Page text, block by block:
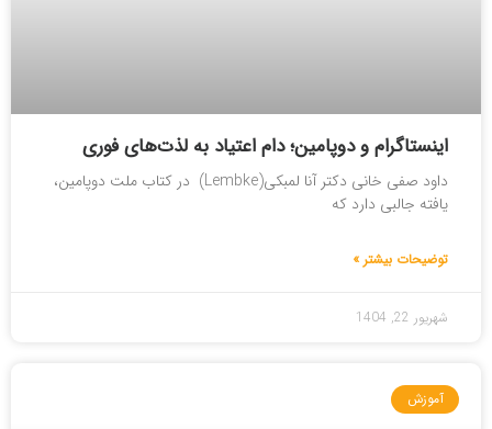
اینستاگرام و دوپامین؛ دام اعتیاد به لذت‌های فوری
داود صفی خانی دکتر آنا لمبکی(Lembke) در کتاب ملت دوپامین،
یافته جالبی دارد که
توضیحات بیشتر »
شهریور 22, 1404
آموزش